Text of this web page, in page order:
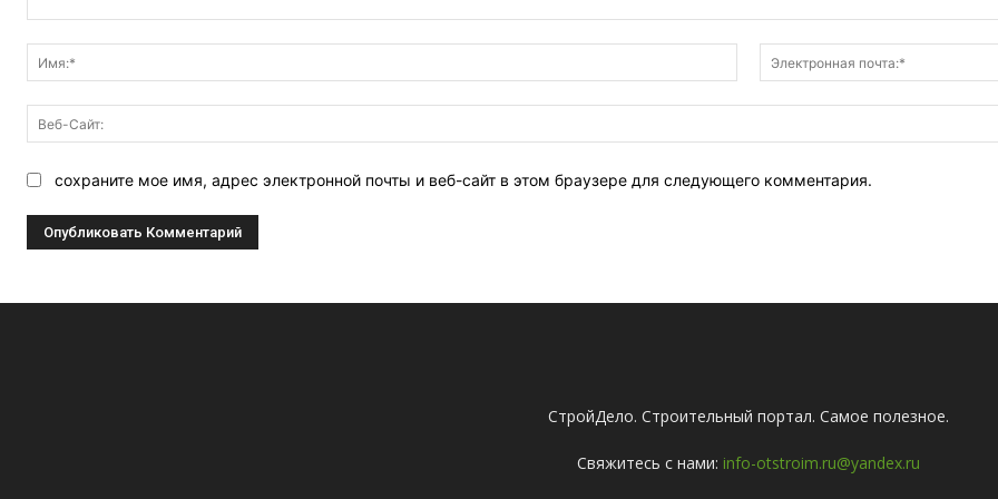
Имя:*
сохраните мое имя, адрес электронной почты и веб-сайт в этом браузере для следующего комментария.
СтройДело. Строительный портал. Самое полезное.
Свяжитесь с нами: info-otstroim.ru@yandex.ru